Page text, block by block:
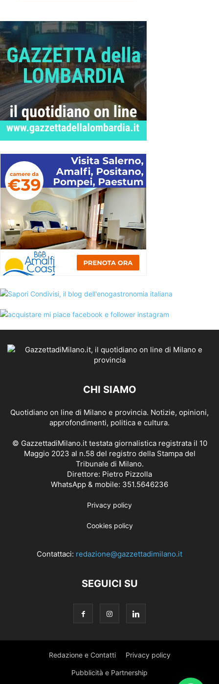
CHI SIAMO
Quotidiano on line di Milano e provincia. Notizie, opinioni,
approfondimenti, politica e cultura.
© GazzettadiMilano.it testata giornalistica registrata il 10
Maggio 2023 al n.58 del registro della Stampa del
Tribunale di Milano.
Direttore: Pietro Pizzolla
WhatsApp & mobile: 351.5646236
Privacy policy
Cookies policy
Contattaci: redazione@gazzettadimilano.it
SEGUICI SU
Redazione e Contatti Privacy policy
Pubblicità e Partnership